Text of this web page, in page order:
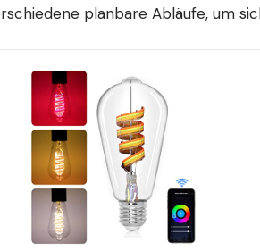
planbare Abläufe, um